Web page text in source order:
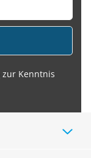
zur Kenntnis